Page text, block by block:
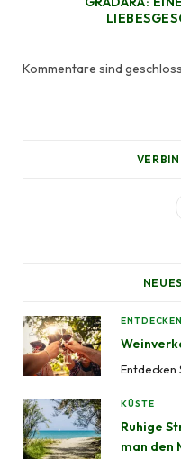
Kommentare sind
ENTDECKEN
KÜSTE
Ruhige
man den